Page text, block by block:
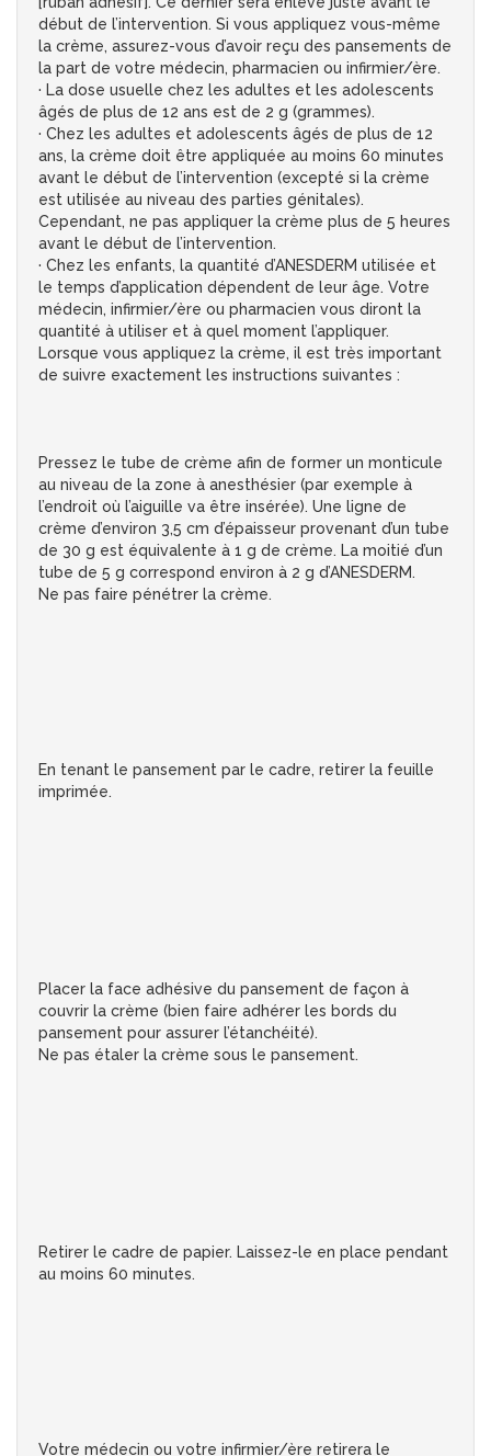
début de l’intervention. Si vous appliquez vous-même
la crème, assurez-vous d’avoir reçu des pansements de
la part de votre médecin, pharmacien ou infirmier/ère.
· La dose usuelle chez les adultes et les adolescents
âgés de plus de 12 ans est de 2 g (grammes).
· Chez les adultes et adolescents âgés de plus de 12
ans, la crème doit être appliquée au moins 60 minutes
avant le début de l’intervention (excepté si la crème
est utilisée au niveau des parties génitales).
Cependant, ne pas appliquer la crème plus de 5 heures
avant le début de l’intervention.
· Chez les enfants, la quantité d’ANESDERM utilisée et
le temps d’application dépendent de leur âge. Votre
médecin, infirmier/ère ou pharmacien vous diront la
quantité à utiliser et à quel moment l’appliquer.
Lorsque vous appliquez la crème, il est très important
de suivre exactement les instructions suivantes :
Pressez le tube de crème afin de former un monticule
au niveau de la zone à anesthésier (par exemple à
l’endroit où l’aiguille va être insérée). Une ligne de
crème d’environ 3,5 cm d’épaisseur provenant d’un tube
de 30 g est équivalente à 1 g de crème. La moitié d’un
tube de 5 g correspond environ à 2 g d’ANESDERM.
Ne pas faire pénétrer la crème.
En tenant le pansement par le cadre, retirer la feuille
imprimée.
Placer la face adhésive du pansement de façon à
couvrir la crème (bien faire adhérer les bords du
pansement pour assurer l’étanchéité).
Ne pas étaler la crème sous le pansement.
Retirer le cadre de papier. Laissez-le en place pendant
au moins 60 minutes.
Votre médecin ou votre infirmier/ère retirera le